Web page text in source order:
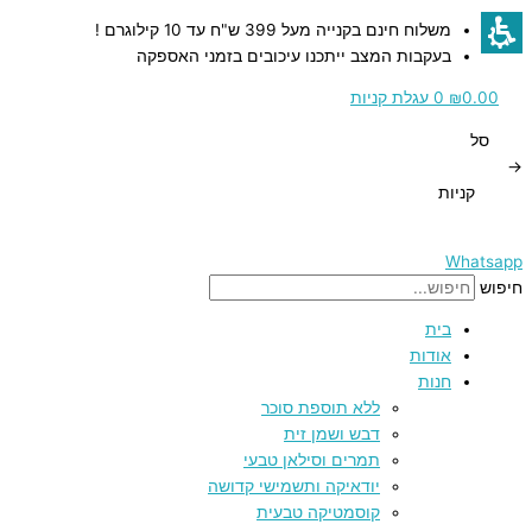
דילוג
לתוכן
משלוח חינם בקנייה מעל 399 ש"ח עד 10 קילוגרם !
בעקבות המצב ייתכנו עיכובים בזמני האספקה
₪0.00
0 עגלת קניות
סל
→
קניות
Whatsapp
חיפוש
בית
אודות
חנות
ללא תוספת סוכר
דבש ושמן זית
תמרים וסילאן טבעי
יודאיקה ותשמישי קדושה
קוסמטיקה טבעית